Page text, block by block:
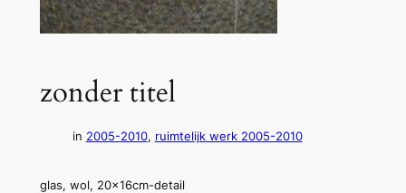
zonder titel
in 2005-2010, ruimtelijk werk 2005-2010
glas, wol, 20x16cm-detail